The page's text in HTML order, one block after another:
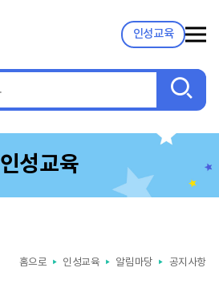
인성교육
인성교육
홈으로 ▶ 인성교육 ▶ 알림마당 ▶ 공지사항